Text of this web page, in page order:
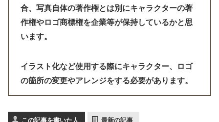
合、写真自体の著作権とは別にキャラクターの著
作権やロゴ商標権を企業等が保持しているかと思
います。
イラスト化など使用する際にキャラクター、ロゴ
の箇所の変更やアレンジをする必要があります。
この記事を書いた人 最新の記事